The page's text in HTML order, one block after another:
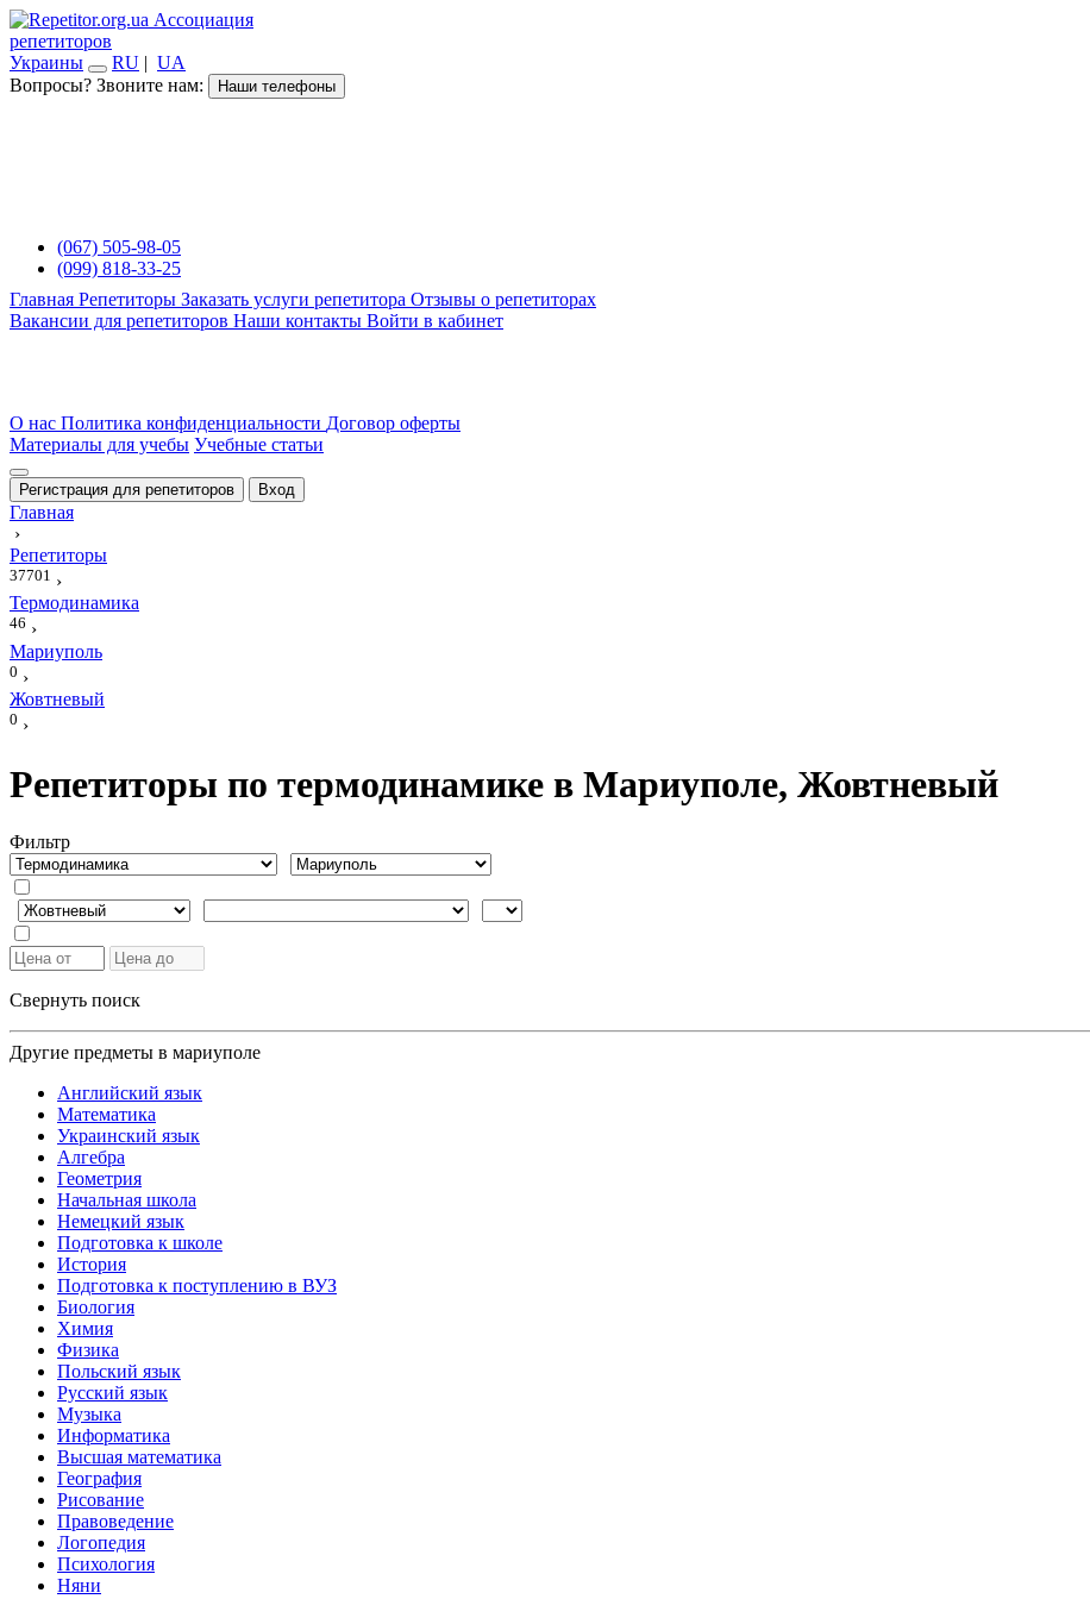
Ассоциация
репетиторов
Украины
RU | UA
Вопросы? Звоните нам:
Наши телефоны
(067) 505-98-05
(099) 818-33-25
Главная Репетиторы Заказать услуги репетитора Отзывы о репетиторах
Вакансии для репетиторов Наши контакты Войти в кабинет
О нас Политика конфиденциальности Договор оферты
Материалы для учебы Учебные статьи
Регистрация для репетиторов Вход
Главная
›
Репетиторы
37701 ›
Термодинамика
46 ›
Мариуполь
0 ›
Жовтневый
0 ›
Репетиторы по термодинамике в Мариуполе, Жовтневый
Фильтр
Свернуть поиск
Другие предметы в мариуполе
Английский язык
Математика
Украинский язык
Алгебра
Геометрия
Начальная школа
Немецкий язык
Подготовка к школе
История
Подготовка к поступлению в ВУЗ
Биология
Химия
Физика
Польский язык
Русский язык
Музыка
Информатика
Высшая математика
География
Рисование
Правоведение
Логопедия
Психология
Няни